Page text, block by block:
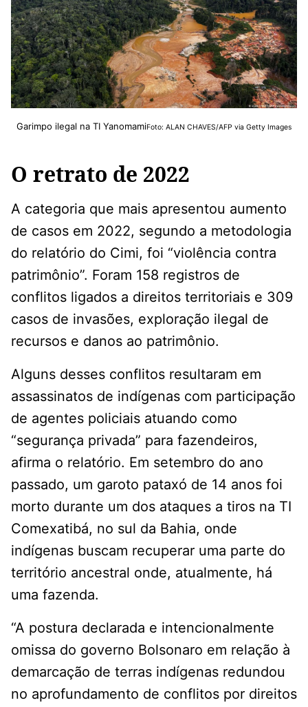
Garimpo ilegal na TI YanomamiFoto: ALAN CHAVES/AFP via Getty Images
O retrato de 2022
A categoria que mais apresentou aumento
de casos em 2022, segundo a metodologia
do relatório do Cimi, foi “violência contra
patrimônio”. Foram 158 registros de
conflitos ligados a direitos territoriais e 309
casos de invasões, exploração ilegal de
recursos e danos ao patrimônio.
Alguns desses conflitos resultaram em
assassinatos de indígenas com participação
de agentes policiais atuando como
“segurança privada” para fazendeiros,
afirma o relatório. Em setembro do ano
passado, um garoto pataxó de 14 anos foi
morto durante um dos ataques a tiros na TI
Comexatibá, no sul da Bahia, onde
indígenas buscam recuperar uma parte do
território ancestral onde, atualmente, há
uma fazenda.
“A postura declarada e intencionalmente
omissa do governo Bolsonaro em relação à
demarcação de terras indígenas redundou
no aprofundamento de conflitos por direitos